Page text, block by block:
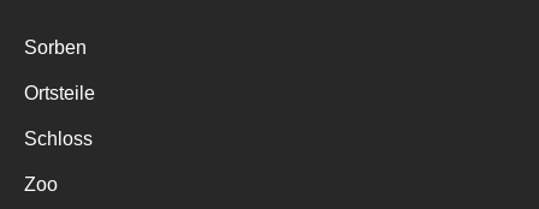
Sorben
Ortsteile
Schloss
Zoo